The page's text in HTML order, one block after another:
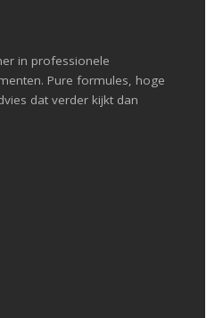
in professionele
Pure formules, hoge
dat verder kijkt dan